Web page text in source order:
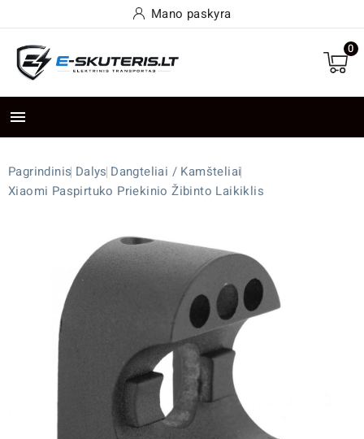
Mano paskyra
0

Pagrindinis Dalys Dangteliai / Kamšteliai
Xiaomi Paspirtuko Priekinio Žibinto Laikiklis